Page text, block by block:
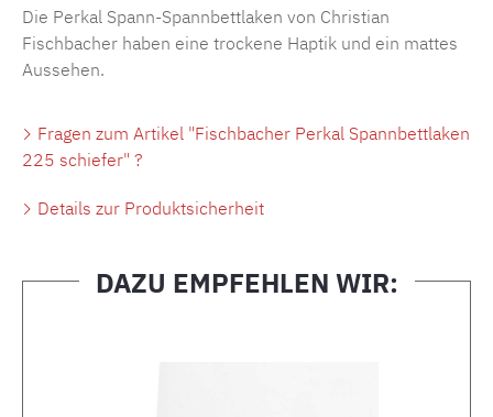
Die Perkal Spann-Spannbettlaken von Christian
Fischbacher haben eine trockene Haptik und ein mattes
Aussehen.
Fragen zum Artikel "Fischbacher Perkal Spannbettlaken
225 schiefer" ?
Details zur Produktsicherheit
DAZU EMPFEHLEN WIR: